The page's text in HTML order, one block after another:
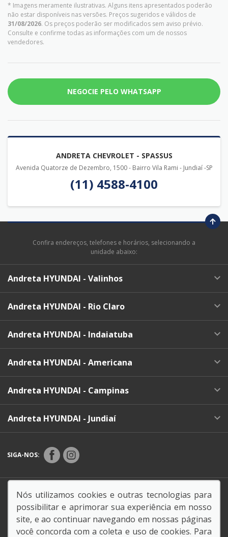
* Imagens meramente ilustrativas. Alguns itens apresentados poderão
não estar disponíveis nas versões. Preços sugeridos e válidos de
31/08/2026. Os preços poderão ser modificados sem aviso prévio.
Consulte e confirme todas as informações com um de nossos
vendedores.
NEGOCIE PELO WHATSAPP
ANDRETA CHEVROLET - SPASSUS
Avenida Quatorze de Dezembro, 1500 - Bairro Vila Rami - Jundiaí -SP
(11) 4588-4100
Confira endereços, telefones e horários, selecionando a
unidade abaixo:
Andreta HYUNDAI - Valinhos
Andreta HYUNDAI - Rio Claro
Andreta HYUNDAI - Indaiatuba
Andreta HYUNDAI - Americana
Andreta HYUNDAI - Campinas
Andreta HYUNDAI - Jundiaí
SIGA-NOS:
Endereço Matriz: Rua Carlos Penteado Stevenson, 510
- - Valinhos-SP
Nós utilizamos cookies e outras tecnologias para
possibilitar e aprimorar sua experiência em nosso
site, e ao continuar navegando em nossas páginas
você concorda com a coleta e uso de cookies. Para